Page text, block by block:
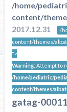
/home/
content/
2017.12.31
/
content/themes/
">
Warning: Attempt to
/home/pediatric/
content/themes/
gatag-